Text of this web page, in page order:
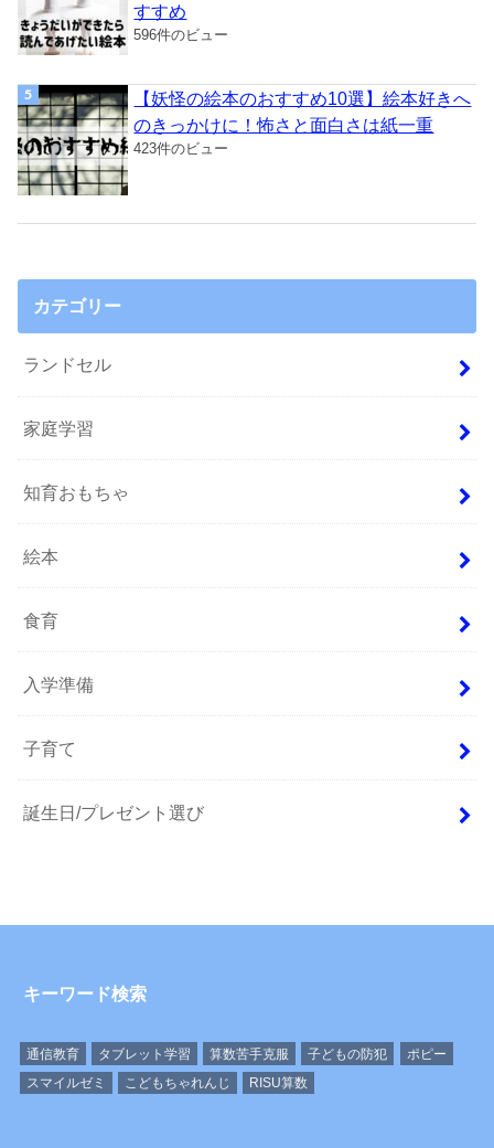
すすめ
596件のビュー
【妖怪の絵本のおすすめ10選】絵本好きへ
のきっかけに！怖さと面白さは紙一重
423件のビュー
カテゴリー
ランドセル
家庭学習
知育おもちゃ
絵本
食育
入学準備
子育て
誕生日/プレゼント選び
キーワード検索
通信教育 タブレット学習 算数苦手克服 子どもの防犯
ポピー
スマイルゼミ
こどもちゃれんじ RISU算数